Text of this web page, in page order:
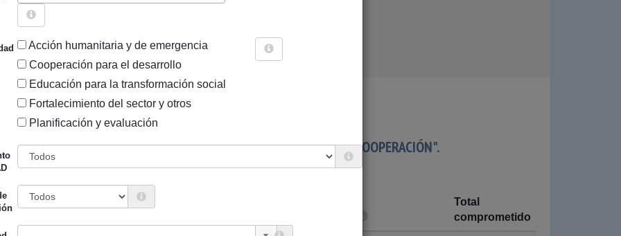
Sigue explorando
Acción humanitaria y de emergencia
Cooperación para el desarrollo
Educación para la transformación social
Fortalecimiento del sector y otros
Planificación y evaluación
EL INSTRUMENTO "COOPERACIÓN DIRECTA Y OTRAS FORMAS DE COOPERACIÓN".
Total
comprometido